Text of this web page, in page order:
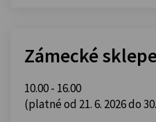
Zámecké
10.00 - 16.00
(platné od 21. 6. 2026 do